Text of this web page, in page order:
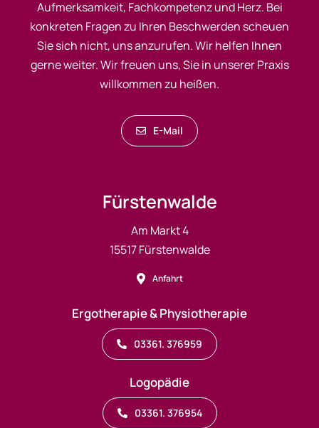
Aufmerksamkeit, Fachkompetenz und Herz. Bei
konkreten Fragen zu Ihren Beschwerden scheuen
Sie sich nicht, uns anzurufen. Wir helfen Ihnen
gerne weiter. Wir freuen uns, Sie in unserer Praxis
willkommen zu heißen.
E-Mail
Fürstenwalde
Am Markt 4
15517 Fürstenwalde
Anfahrt
Ergotherapie & Physiotherapie
03361. 376959
Logopädie
03361. 376954